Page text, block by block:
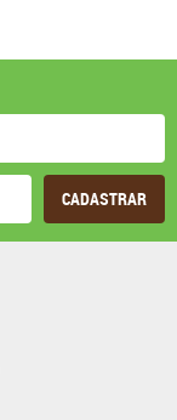
CADASTRAR